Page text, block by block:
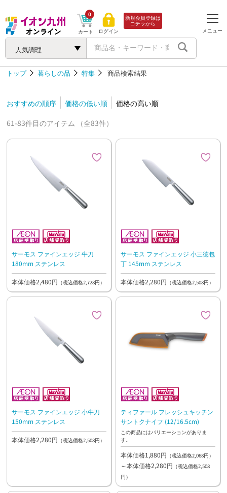
人気調理
カート
0
ログイン
新規会員登録は
コチラから
メニュー
トップ 暮らしの品 特集 商品検索結果
おすすめの順序 価格の低い順
価格の高い順
61-83件目のアイテム （全83件）
サーモス ファインエッジ 牛刀
180mm ステンレス
本体価格2,480円 （税込価格2,728円）
サーモス ファインエッジ 小三徳包
丁 145mm ステンレス
本体価格2,280円 （税込価格2,508円）
サーモス ファインエッジ 小牛刀
150mm ステンレス
本体価格2,280円 （税込価格2,508円）
ティファール フレッシュキッチン
サントクナイフ (12/16.5cm)
この商品にはバリエーションがありま
す。
本体価格1,880円 （税込価格2,068円）
～本体価格2,280円 （税込価格2,508
円）